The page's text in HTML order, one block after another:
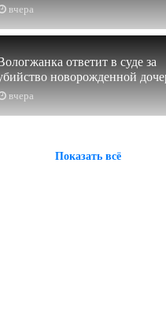
вчера
вчера
ответит в суде за
новорожденной
Показать всё